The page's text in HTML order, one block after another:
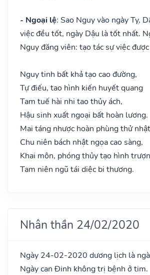
- Ngoại lệ: Sao Nguy vào ngày Tỵ,
việc đều tốt, ngày Dậu là tốt nhất.
Nguy đăng viên: tạo tác sự việc
Nguy tinh bất khả tạo cao đường,
Tự điếu, tao hình kiến huyết quang
Tam tuế hài nhi tao thủy ách,
Hậu sinh xuất ngoại bất hoàn lương.
Mai táng nhược hoàn phùng thử
Chu niên bách nhật ngọa cao sàng,
Khai môn, phóng thủy tạo hình
Tam niên ngũ tái diệc bi thương.
Nhân thần 24/02/2020
Ngày 24-02-2020 dương lịch là
Ngày can Đinh không trị bệnh ở tim.